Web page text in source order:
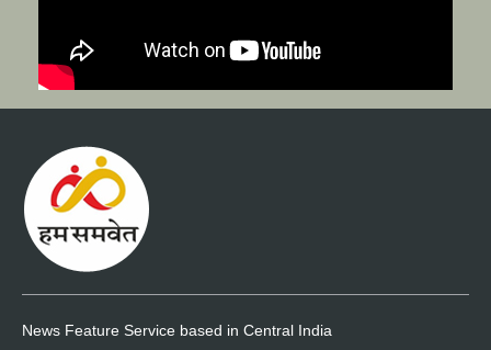
News Feature Service based in Central India